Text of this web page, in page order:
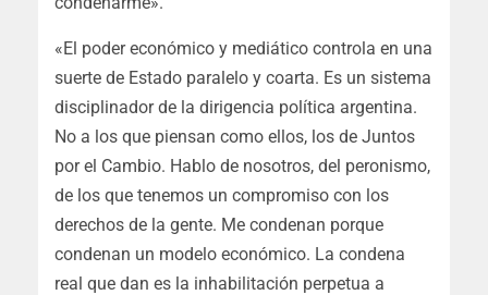
«El poder económico y mediático controla en una
suerte de Estado paralelo y coarta. Es un sistema
disciplinador de la dirigencia política argentina.
No a los que piensan como ellos, los de Juntos
por el Cambio. Hablo de nosotros, del peronismo,
de los que tenemos un compromiso con los
derechos de la gente. Me condenan porque
condenan un modelo económico. La condena
real que dan es la inhabilitación perpetua a